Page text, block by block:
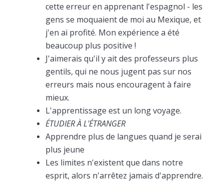
cette erreur en apprenant l'espagnol - les
gens se moquaient de moi au Mexique, et
j'en ai profité. Mon expérience a été
beaucoup plus positive !
J'aimerais qu'il y ait des professeurs plus
gentils, qui ne nous jugent pas sur nos
erreurs mais nous encouragent à faire
mieux.
L'apprentissage est un long voyage.
ÉTUDIER À L'ÉTRANGER
Apprendre plus de langues quand je serai
plus jeune
Les limites n'existent que dans notre
esprit, alors n'arrêtez jamais d'apprendre.